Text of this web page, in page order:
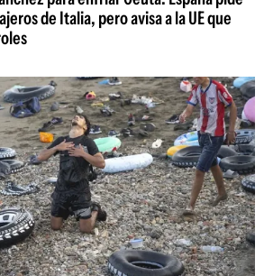
de Italia, pero avisa a la UE que